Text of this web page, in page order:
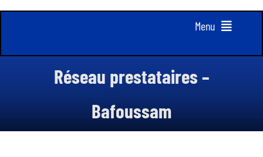
Menu
Réseau prestataires –
Bafoussam